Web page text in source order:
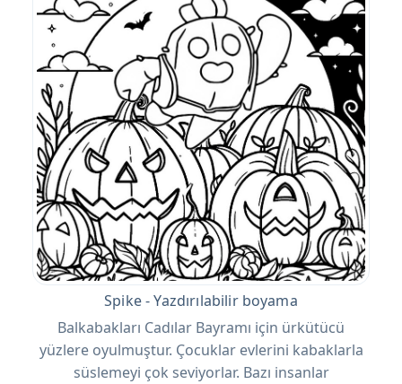
Spike - Yazdırılabilir boyama
Balkabakları Cadılar Bayramı için ürkütücü
yüzlere oyulmuştur. Çocuklar evlerini kabaklarla
süslemeyi çok seviyorlar. Bazı insanlar